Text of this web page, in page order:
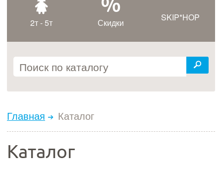
2т - 5т Скидки SKIP*HOP
Главная Каталог
Каталог